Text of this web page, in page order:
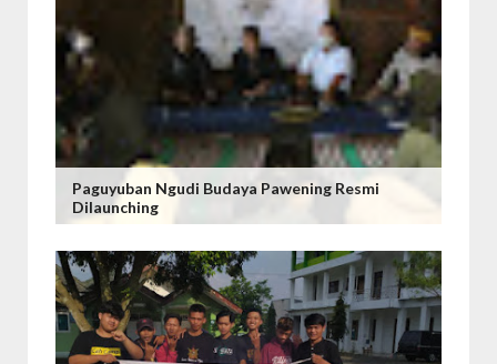
Paguyuban Ngudi Budaya Pawening Resmi
Dilaunching